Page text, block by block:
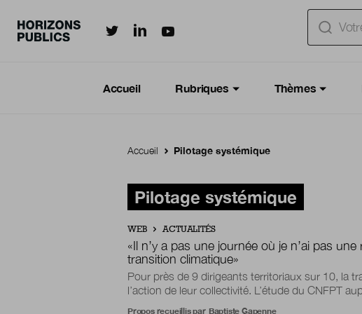
Horizonspublics.fr sur Twitter
Horizonspublics.fr sur LinkedIn
Horizonspublics.fr sur Youtube
Accueil Rubriques Thèmes
Accueil Pilotage systémique
Pilotage systémique
WEB ACTUALITÉS
«Il n’y a pas une journée où je n’ai pas
transition climatique»
Pour près de 9 dirigeants territoriaux sur 10, la
l’action de leur collectivité. L’étude du CNFPT
Propos recueillis par Baptiste Gapenne